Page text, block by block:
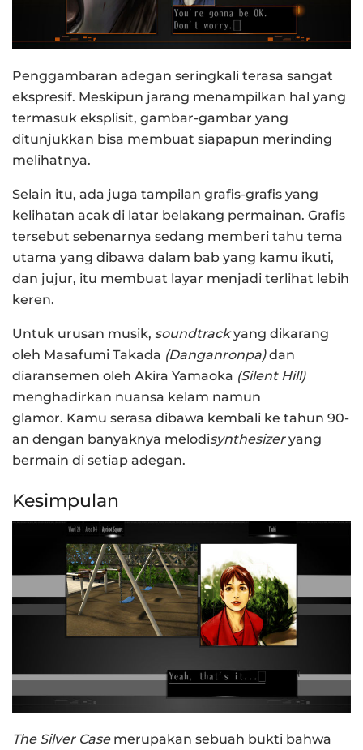
Penggambaran adegan seringkali terasa sangat
ekspresif. Meskipun jarang menampilkan hal yang
termasuk eksplisit, gambar-gambar yang
ditunjukkan bisa membuat siapapun merinding
melihatnya.
Selain itu, ada juga tampilan grafis-grafis yang
kelihatan acak di latar belakang permainan. Grafis
tersebut sebenarnya sedang memberi tahu tema
utama yang dibawa dalam bab yang kamu ikuti,
dan jujur, itu membuat layar menjadi terlihat lebih
keren.
Untuk urusan musik, soundtrackyang dikarang
oleh Masafumi Takada (Danganronpa)dan
diaransemen oleh Akira Yamaoka (Silent Hill)
menghadirkan nuansa kelam namun
glamor. Kamu serasa dibawa kembali ke tahun 90-
an dengan banyaknya melodisynthesizeryang
bermain di setiap adegan.
Kesimpulan
The Silver Casemerupakan sebuah bukti bahwa